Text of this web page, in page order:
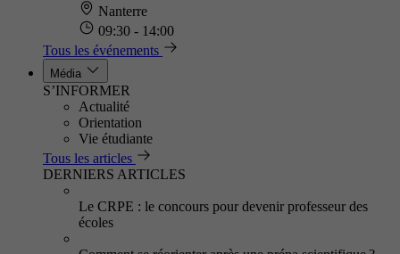
Nanterre
09:30 - 14:00
Tous les événements
Média
S’INFORMER
Actualité
Orientation
Vie étudiante
Tous les articles
DERNIERS ARTICLES
Le CRPE : le concours pour devenir professeur des
écoles